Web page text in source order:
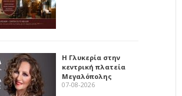
Η Γλυκερία στην
κεντρική πλατεία
Μεγαλόπολης
07-08-2026